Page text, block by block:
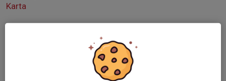
Karta